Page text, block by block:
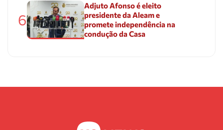
6
Adjuto Afonso é eleito
presidente da Aleam e
promete independência na
condução da Casa